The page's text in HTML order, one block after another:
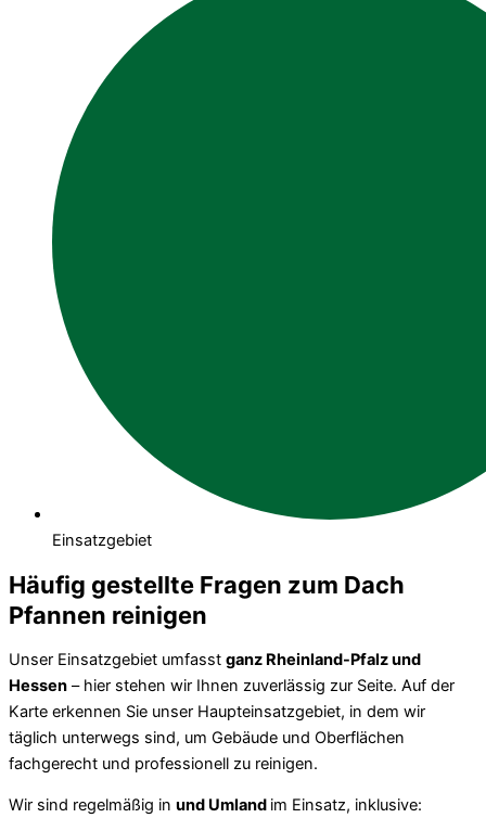
Einsatzgebiet
Häufig gestellte Fragen zum Dach
Pfannen reinigen
Unser Einsatzgebiet umfasst ganz Rheinland-Pfalz und
Hessen – hier stehen wir Ihnen zuverlässig zur Seite. Auf der
Karte erkennen Sie unser Haupteinsatzgebiet, in dem wir
täglich unterwegs sind, um Gebäude und Oberflächen
fachgerecht und professionell zu reinigen.
Wir sind regelmäßig in und Umland im Einsatz, inklusive: